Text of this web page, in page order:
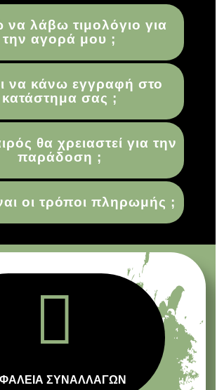
λάβω τιμολόγιο για
την αγορά μου ;
να κάνω εγγραφή στο
κατάστημα σας ;
θα χρειαστεί για την
παράδοση ;
οι τρόποι πληρωμής ;

ΣΥΝΑΛΛΑΓΩΝ